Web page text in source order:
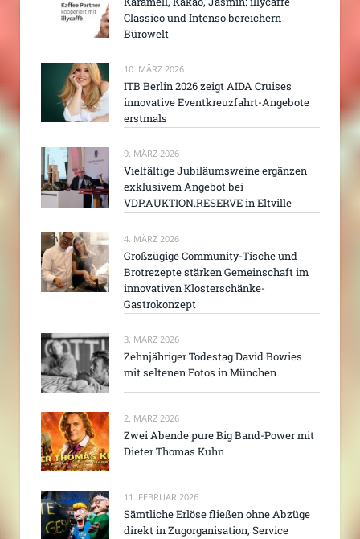
Classico und Intenso bereichern
Bürowelt
10. MÄRZ 2026
ITB Berlin 2026 zeigt AIDA Cruises
innovative Eventkreuzfahrt-Angebote
erstmals
9. MÄRZ 2026
Vielfältige Jubiläumsweine ergänzen
exklusivem Angebot bei
VDP.AUKTION.RESERVE in Eltville
4. MÄRZ 2026
Großzügige Community-Tische und
Brotrezepte stärken Gemeinschaft im
innovativen Klosterschänke-
Gastrokonzept
3. MÄRZ 2026
Zehnjähriger Todestag David Bowies
mit seltenen Fotos in München
2. MÄRZ 2026
Zwei Abende pure Big Band-Power mit
Dieter Thomas Kuhn
11. FEBRUAR 2026
Sämtliche Erlöse fließen ohne Abzüge
direkt in Zugorganisation, Service